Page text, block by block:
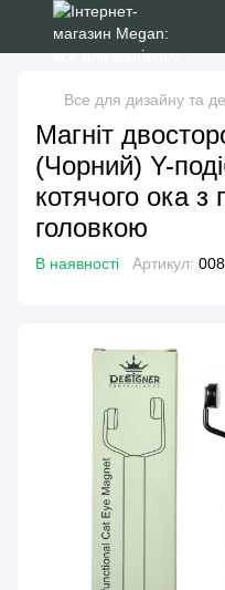
Все для дизайну та
Магніт
(Чорний) Y-
котячого ока з
головкою
В наявності Артикул: